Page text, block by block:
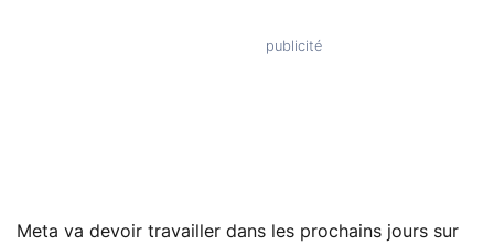
Meta va devoir travailler dans les prochains jours sur